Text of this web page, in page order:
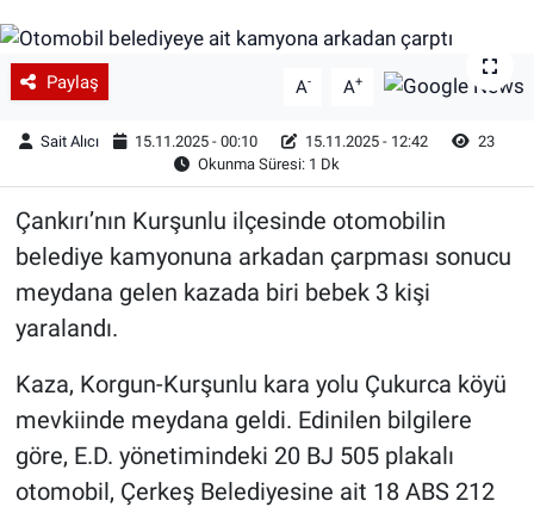
Paylaş A- A+
Sait Alıcı 15.11.2025 - 00:10 15.11.2025 - 12:42
23
Okunma Süresi: 1 Dk
Çankırı’nın Kurşunlu ilçesinde otomobilin
belediye kamyonuna arkadan çarpması sonucu
meydana gelen kazada biri bebek 3 kişi
yaralandı.
Kaza, Korgun-Kurşunlu kara yolu Çukurca köyü
mevkiinde meydana geldi. Edinilen bilgilere
göre, E.D. yönetimindeki 20 BJ 505 plakalı
otomobil, Çerkeş Belediyesine ait 18 ABS 212